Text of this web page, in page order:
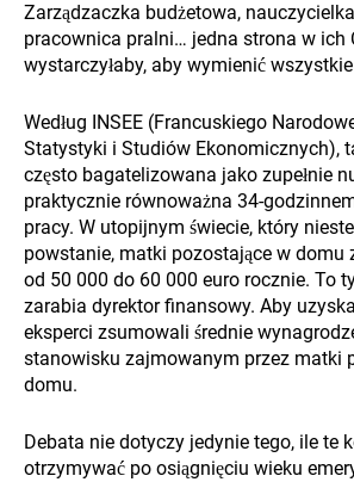
Zarządzaczka budżetowa,
pracownica pralni… jedna strona w ich
wystarczyłaby, aby wymienić
Według INSEE (Francuskiego
Statystyki i Studiów Ekonomicznych),
często bagatelizowana jako zupełnie
praktycznie równoważna 34-
pracy. W utopijnym świecie, który
powstanie, matki pozostające w domu
od 50 000 do 60 000 euro rocznie. To
zarabia dyrektor finansowy. Aby
eksperci zsumowali średnie
stanowisku zajmowanym przez matki
domu.
Debata nie dotyczy jedynie tego, ile te
otrzymywać po osiągnięciu wieku